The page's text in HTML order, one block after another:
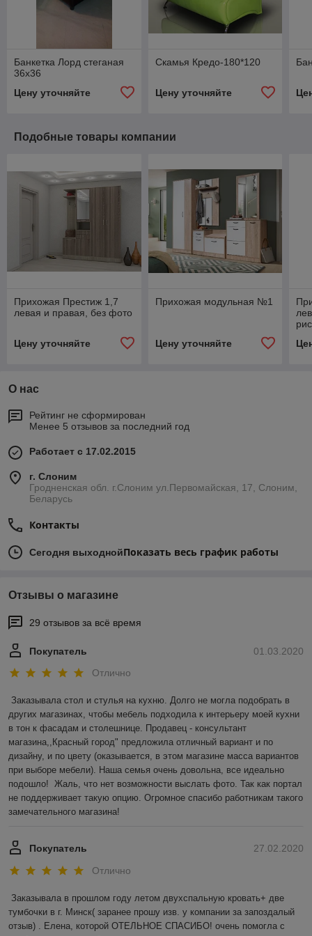
Банкетка Лорд стеганая
36х36
Цену уточняйте
Скамья Кредо-180*120
Цену уточняйте
Подобные товары компании
Прихожая Престиж 1,7
левая и правая, без фото
Цену уточняйте
Прихожая модульная №1
Цену уточняйте
О нас
Рейтинг не сформирован
Менее 5 отзывов за последний год
Работает с 17.02.2015
г. Слоним
Гродненская обл. г.Слоним ул.Первомайская, 17, Слоним,
Беларусь
Контакты
Сегодня выходнойПоказать весь график работы
Отзывы о магазине
29 отзывов за всё время
01.03.2020
Покупатель
Отлично
Заказывала стол и стулья на кухню. Долго не могла подобрать в
других магазинах, чтобы мебель подходила к интерьеру моей кухни
в тон к фасадам и столешнице. Продавец - консультант
магазина,,Красный город" предложила отличный вариант и по
дизайну, и по цвету (оказывается, в этом магазине масса вариантов
при выборе мебели). Наша семья очень довольна, все идеально
подошло!  Жаль, что нет возможности выслать фото. Так как портал
не поддерживает такую опцию. Огромное спасибо работникам такого
замечательного магазина!
27.02.2020
Покупатель
Отлично
Заказывала в прошлом году летом двухспальную кровать+ две
тумбочки в г. Минск( заранее прошу изв. у компании за запоздалый
отзыв) . Елена, которой ОТЕЛЬНОЕ СПАСИБО! очень помогла с